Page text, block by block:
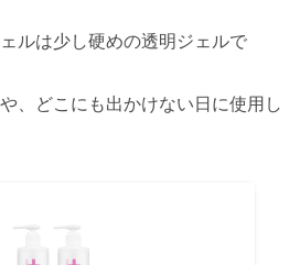
ルは少し硬めの透明ジェルで
、どこにも出かけない日に使用し